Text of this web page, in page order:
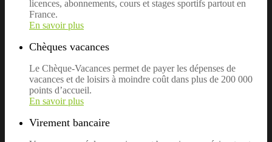
licences, abonnements, cours et stages sportifs partout en
France.
En savoir plus
Chèques vacances
Le Chèque-Vacances permet de payer les dépenses de
vacances et de loisirs à moindre coût dans plus de 200 000
points d’accueil.
En savoir plus
Virement bancaire